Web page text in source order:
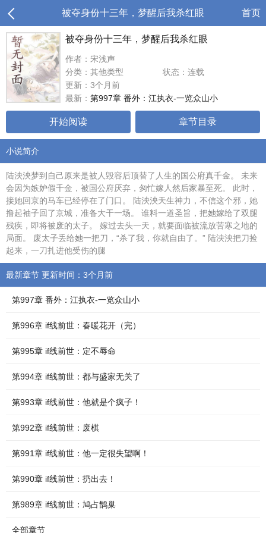
被夺身份十三年，梦醒后我杀红眼 首页
被夺身份十三年，梦醒后我杀红眼
作者：宋浅声
分类：其他类型
状态：连载
更新：3个月前
最新： 第997章 番外：江执衣-一览众山小
开始阅读 章节目录
小说简介
陆泱泱梦到自己原来是被人毁容后顶替了人生的国公府真千金。 未来
会因为嫉妒假千金，被国公府厌弃，匆忙嫁人然后家暴至死。 此时，
接她回京的马车已经停在了门口。 陆泱泱天生神力，不信这个邪，她
撸起袖子回了京城，准备大干一场。 谁料一道圣旨，把她嫁给了双腿
残疾，即将被废的太子。 嫁过去头一天，就要面临被流放苦寒之地的
局面。 废太子丢给她一把刀，“杀了我，你就自由了。” 陆泱泱把刀捡
起来，一刀扎进他受伤的腿
最新章节 更新时间：3个月前
第997章 番外：江执衣-一览众山小
第996章 if线前世：春暖花开（完）
第995章 if线前世：定不辱命
第994章 if线前世：都与盛家无关了
第993章 if线前世：他就是个疯子！
第992章 if线前世：废棋
第991章 if线前世：他一定很失望啊！
第990章 if线前世：扔出去！
第989章 if线前世：鸠占鹊巢
全部章节